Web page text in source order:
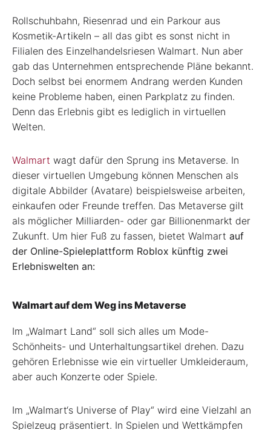
Rollschuhbahn, Riesenrad und ein Parkour aus
Kosmetik-Artikeln – all das gibt es sonst nicht in
Filialen des Einzelhandelsriesen Walmart. Nun aber
gab das Unternehmen entsprechende Pläne bekannt.
Doch selbst bei enormem Andrang werden Kunden
keine Probleme haben, einen Parkplatz zu finden.
Denn das Erlebnis gibt es lediglich in virtuellen
Welten.
Walmart wagt dafür den Sprung ins Metaverse. In
dieser virtuellen Umgebung können Menschen als
digitale Abbilder (Avatare) beispielsweise arbeiten,
einkaufen oder Freunde treffen. Das Metaverse gilt
als möglicher Milliarden- oder gar Billionenmarkt der
Zukunft. Um hier Fuß zu fassen, bietet Walmart auf
der Online-Spieleplattform Roblox künftig zwei
Erlebniswelten an:
Walmart auf dem Weg ins Metaverse
Im „Walmart Land“ soll sich alles um Mode-
Schönheits- und Unterhaltungsartikel drehen. Dazu
gehören Erlebnisse wie ein virtueller Umkleideraum,
aber auch Konzerte oder Spiele.
Im „Walmart‘s Universe of Play“ wird eine Vielzahl an
Spielzeug präsentiert. In Spielen und Wettkämpfen